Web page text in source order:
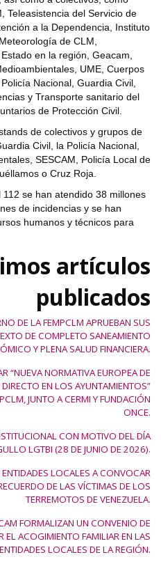
Teleasistencia del Servicio de
a la Dependencia, Instituto
de CLM,
en la región, Geacam,
UME, Cuerpos
Nacional, Guardia Civil,
y Transporte sanitario del
de Protección Civil.
de colectivos y grupos de
Civil, la Policía Nacional,
SESCAM, Policía Local de
o Cruz Roja.
se han atendido 38 millones
de incidencias y se han
humanos y técnicos para
artículos
publicados
DE LA FEMPCLM APRUEBAN SUS
DE COMPLETO SANEAMIENTO
Y PLENA SALUD FINANCIERA.
“NUEVA NORMATIVA EUROPEA DE
EN LOS AYUNTAMIENTOS”
JUNTO A CERMI Y FUNDACIÓN
ONCE.
CON MOTIVO DEL DÍA
LGTBI (28 DE JUNIO DE 2026).
LOCALES A CONVOCAR
DE LAS VÍCTIMAS DE LOS
TERREMOTOS DE VENEZUELA.
FORMALIZAN UN CONVENIO DE
ACOGIMIENTO FAMILIAR EN LAS
ENTIDADES LOCALES DE LA REGIÓN.